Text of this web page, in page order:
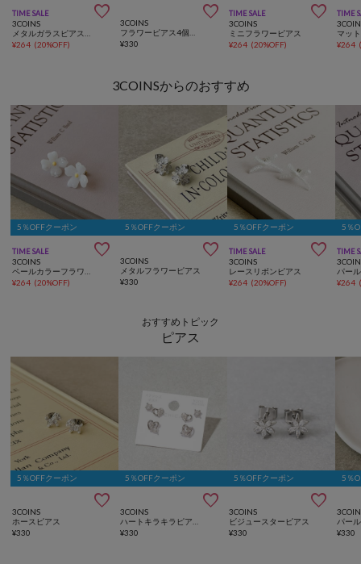
TIME SALE 
3COINS
メタルガラスピアス4個セット
¥264 (20%OFF)

3COINS
フラワーピアス4個セット
¥330
TIME SALE 
3COINS
ミニフラワーピアス
¥264 (20%OFF)
TIME
¥264
3COINSからのおすすめ
5％OFFクーポン
TIME SALE 
3COINS
¥264 (20%OFF)
5％OFFクーポン

3COINS
メタルフラワーピアス
¥330
5％OFFクーポン
TIME SALE 
3COINS
レースリボンピアス
¥264 (20%OFF)
5％
TIME
¥264
おすすめトピック
ピアス
5％OFFクーポン

3COINS
ホースピアス
¥330
5％OFFクーポン

3COINS
¥330
5％OFFクーポン

3COINS
ビジュースターピアス
¥330
5％
¥330